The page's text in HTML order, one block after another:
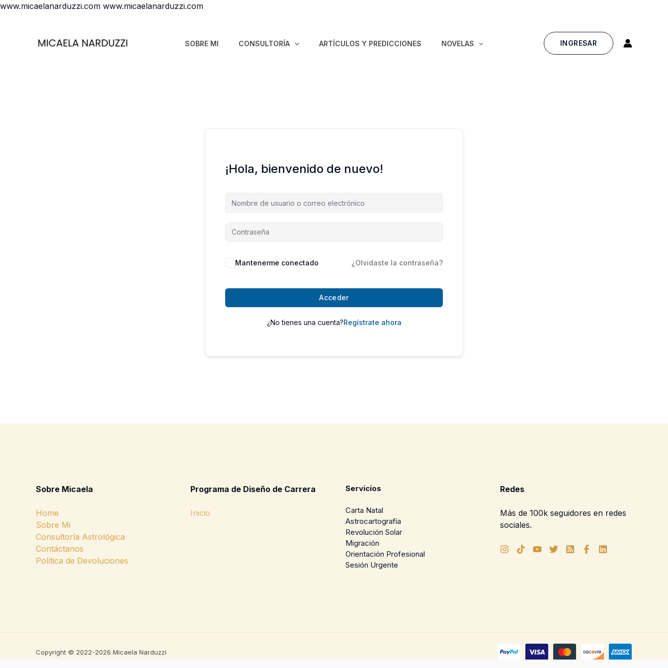
www.micaelanarduzzi.com www.micaelanarduzzi.comIr
SOBRE MI CONSULTORÍA ARTÍCULOS Y PREDICCIONES NOVELAS INGRESAR
¡Hola, bienvenido de nuevo!
Mantenerme conectado ¿Olvidaste la contraseña?
Acceder
¿No tienes una cuenta?Regístrate ahora
Sobre Micaela
Home
Sobre Mi
Consultoría Astrológica
Contáctanos
Política de Devoluciones
Programa de Diseño de Carrera
Inicio
Servicios
Carta Natal
Astrocartografía
Revolución Solar
Migración
Orientación Profesional
Sesión Urgente
Redes
Más de 100k seguidores en redes
sociales.
Copyright © 2022-2026 Micaela Narduzzi